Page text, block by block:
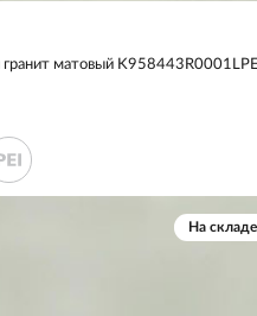
матовый
На складе